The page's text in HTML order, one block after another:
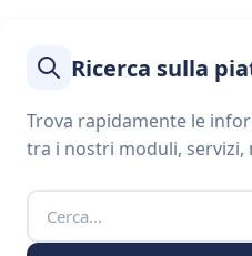
Ricerca sulla
Trova rapidamente le
tra i nostri moduli, servizi,